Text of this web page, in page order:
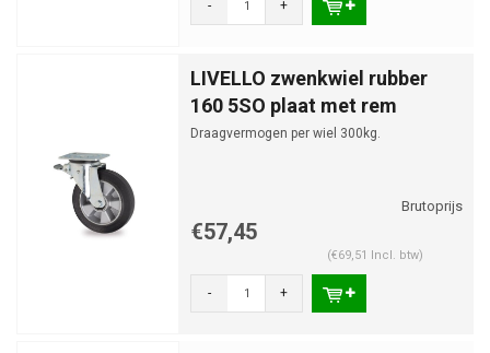
- +
LIVELLO zwenkwiel rubber
160 5SO plaat met rem
Draagvermogen per wiel 300kg.
€57,45
(€69,51 Incl. btw)
- +